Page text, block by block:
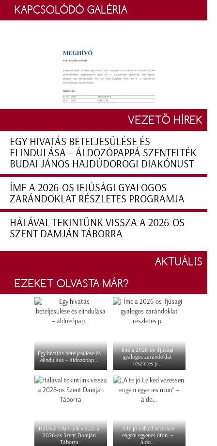
KAPCSOLÓDÓ GALÉRIA
VEZETŐ HÍREK
EGY HIVATÁS BETELJESÜLÉSE ÉS
ELINDULÁSA – ÁLDOZÓPAPPÁ SZENTELTÉK
BUDAI JÁNOS HAJDÚDOROGI DIAKÓNUST
ÍME A 2026-OS IFJÚSÁGI GYALOGOS
ZARÁNDOKLAT RÉSZLETES PROGRAMJA
HÁLÁVAL TEKINTÜNK VISSZA A 2026-OS
SZENT DAMJÁN TÁBORRA
AKTUÁLIS
EZEKET OLVASTA MÁR?
Egy hivatás beteljesülése és
elindulása – áldozópap...
Íme a 2026-os ifjúsági
gyalogos zarándoklat
részletes p...
Hálával tekintünk vissza a
2026-os Szent Damján
Táborra
„A te jó Lelked vezessen
engem egyenes úton” –
áldo...